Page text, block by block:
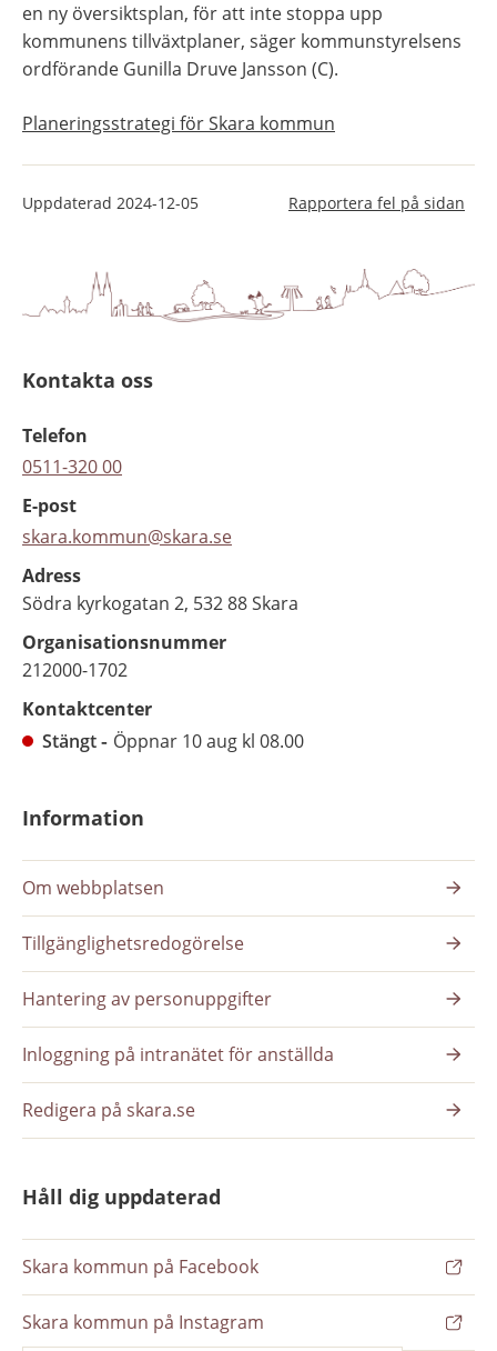
en ny översiktsplan, för att inte stoppa upp
kommunens tillväxtplaner, säger kommunstyrelsens
ordförande Gunilla Druve Jansson (C).
Planeringsstrategi för Skara kommun
Uppdaterad 2024-12-05 Rapportera fel på sidan
Kontakta oss
Telefon
0511-320 00
E-post
skara.kommun@skara.se
Adress
Södra kyrkogatan 2, 532 88 Skara
Organisationsnummer
212000-1702
Kontaktcenter
Stängt
Öppnar 10 aug kl 08.00
Information
Om webbplatsen
Tillgänglighetsredogörelse
Hantering av personuppgifter
Inloggning på intranätet för anställda
Redigera på skara.se
Håll dig uppdaterad
Skara kommun på Facebook
Skara kommun på Instagram